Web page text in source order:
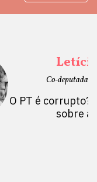
Co-deputada
O PT é corrupto?
sobre a